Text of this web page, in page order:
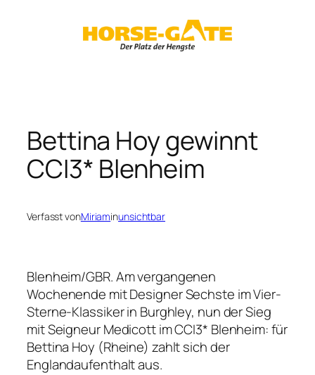
Bettina Hoy gewinnt
CCI3* Blenheim
Verfasst vonMiriaminunsichtbar
Blenheim/GBR. Am vergangenen
Wochenende mit Designer Sechste im Vier-
Sterne-Klassiker in Burghley, nun der Sieg
mit Seigneur Medicott im CCI3* Blenheim: für
Bettina Hoy (Rheine) zahlt sich der
Englandaufenthalt aus.